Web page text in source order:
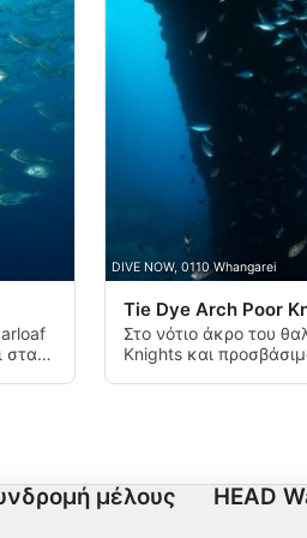
στα
DIVE NOW, 0110 Whangarei
Tie Dye Arch Poor
Στο νότιο άκρο του
Knights και
μέλους HEAD
ενεργά